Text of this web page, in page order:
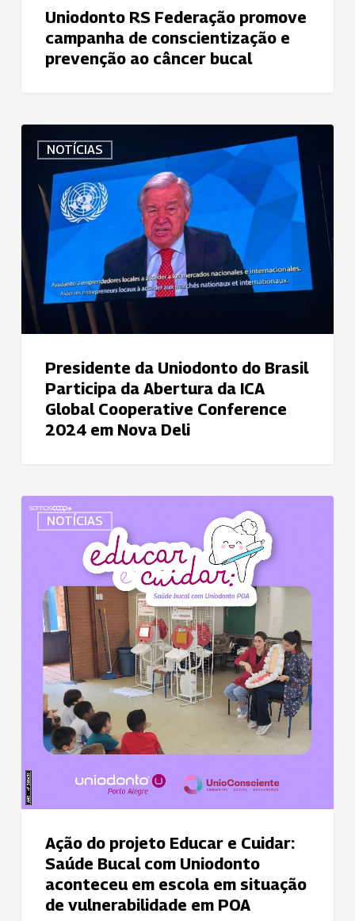
Uniodonto RS Federação promove
campanha de conscientização e
prevenção ao câncer bucal
NOTÍCIAS
Uniodonto
Brasil
Participa
da
Abertura
da
ICA
Cooperative
Conference
2024
Presidente da Uniodonto do Brasil
Participa da Abertura da ICA
Global Cooperative Conference
2024 em Nova Deli
NOTÍCIAS
Ação
Cuidar:
Saúde
Bucal
com
Uniodonto
aconteceu
escola
em
situação
vulnerabilidade
Ação do projeto Educar e Cuidar:
Saúde Bucal com Uniodonto
aconteceu em escola em situação
de vulnerabilidade em POA